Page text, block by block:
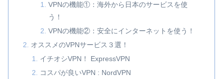
VPNの機能①：海外から日本のサービスを使
う！
VPNの機能②：安全にインターネットを使う！
オススメのVPNサービス３選！
イチオシVPN！ ExpressVPN
コスパが良いVPN : NordVPN